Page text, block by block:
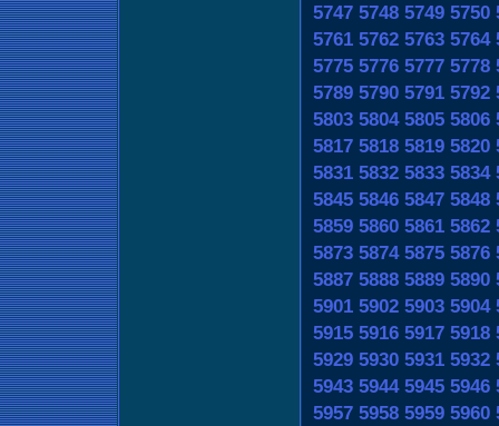
5747 5748 5749 5750
5761 5762 5763 5764
5775 5776 5777 5778
5789 5790 5791 5792
5803 5804 5805 5806
5817 5818 5819 5820
5831 5832 5833 5834
5845 5846 5847 5848
5859 5860 5861 5862
5873 5874 5875 5876
5887 5888 5889 5890
5901 5902 5903 5904
5915 5916 5917 5918
5929 5930 5931 5932
5943 5944 5945 5946
5957 5958 5959 5960